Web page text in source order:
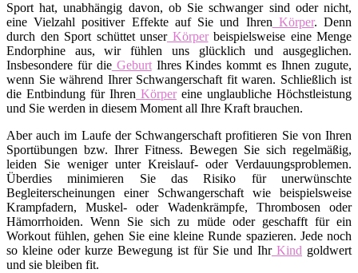
Sport hat, unabhängig davon, ob Sie schwanger sind oder nicht,
eine Vielzahl positiver Effekte auf Sie und Ihren Körper. Denn
durch den Sport schüttet unserKörperbeispielsweise eine Menge
Endorphine aus, wir fühlen uns glücklich und ausgeglichen.
Insbesondere für dieGeburtIhres Kindes kommt es Ihnen zugute,
wenn Sie während Ihrer Schwangerschaft fit waren. Schließlich ist
die Entbindung für Ihren Körpereine unglaubliche Höchstleistung
und Sie werden in diesem Moment all Ihre Kraft brauchen.
Aber auch im Laufe der Schwangerschaft profitieren Sie von Ihren
Sportübungen bzw. Ihrer Fitness. Bewegen Sie sich regelmäßig,
leiden Sie weniger unter Kreislauf- oder Verdauungsproblemen.
Überdies minimieren Sie das Risiko für unerwünschte
Begleiterscheinungen einer Schwangerschaft wie beispielsweise
Krampfadern, Muskel- oder Wadenkrämpfe, Thrombosen oder
Hämorrhoiden. Wenn Sie sich zu müde oder geschafft für ein
Workout fühlen, gehen Sie eine kleine Runde spazieren. Jede noch
so kleine oder kurze Bewegung ist für Sie und IhrKind goldwert
und sie bleiben fit.